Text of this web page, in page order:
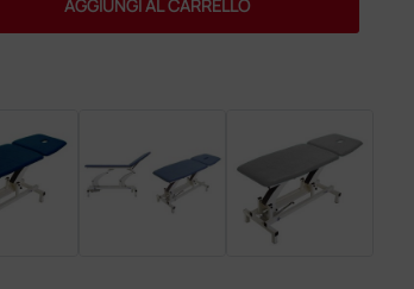
AGGIUNGI AL CARRELLO